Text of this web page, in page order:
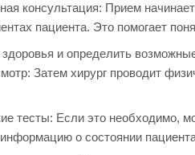
консультация: Прием
пациента. Это помогает
и определить
Затем хирург проводит
тесты: Если это необходимо,
о состоянии